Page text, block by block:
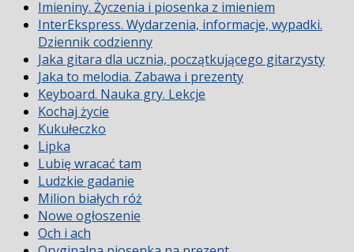
Imieniny. Życzenia i piosenka z imieniem
InterEkspress. Wydarzenia, informacje, wypadki.
Dziennik codzienny
Jaka gitara dla ucznia, początkującego gitarzysty
Jaka to melodia. Zabawa i prezenty
Keyboard. Nauka gry. Lekcje
Kochaj życie
Kukułeczko
Lipka
Lubię wracać tam
Ludzkie gadanie
Milion białych róż
Nowe ogłoszenie
Och i ach